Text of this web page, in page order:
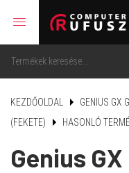
menu
KEZDŐOLDAL
GENIUS GX
(FEKETE)
HASONLÓ
Genius